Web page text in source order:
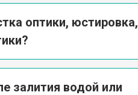
оптики, юстировка,
залития водой или